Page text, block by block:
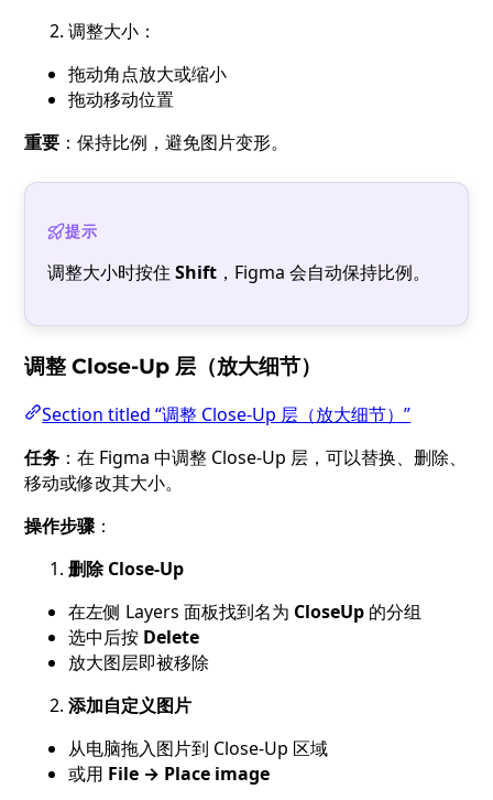
调整大小：
拖动角点放大或缩小
拖动移动位置
重要 ：保持比例，避免图片变形。
提示
调整大小时按住Shift ，Figma 会自动保持比例。
调整 Close-Up 层（放大细节）
Section titled “调整 Close-Up 层（放大细节）”
任务 ：在 Figma 中调整 Close-Up 层，可以替换、删除、
移动或修改其大小。
操作步骤：
删除 Close-Up
在左侧 Layers 面板找到名为 CloseUp 的分组
选中后按 Delete
放大图层即被移除
添加自定义图片
从电脑拖入图片到 Close-Up 区域
或用 File → Place image